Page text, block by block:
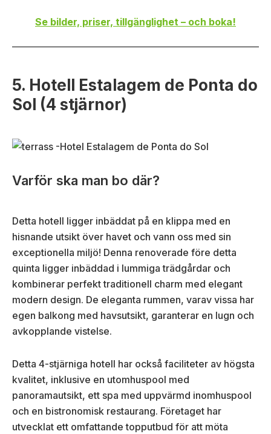
Se bilder, priser, tillgänglighet – och boka!
5. Hotell Estalagem de Ponta do
Sol (4 stjärnor)
Varför ska man bo där?
Detta hotell ligger inbäddat på en klippa med en
hisnande utsikt över havet och vann oss med sin
exceptionella miljö! Denna renoverade före detta
quinta ligger inbäddad i lummiga trädgårdar och
kombinerar perfekt traditionell charm med elegant
modern design. De eleganta rummen, varav vissa har
egen balkong med havsutsikt, garanterar en lugn och
avkopplande vistelse.
Detta 4-stjärniga hotell har också faciliteter av högsta
kvalitet, inklusive en utomhuspool med
panoramautsikt, ett spa med uppvärmd inomhuspool
och en bistronomisk restaurang. Företaget har
utvecklat ett omfattande topputbud för att möta